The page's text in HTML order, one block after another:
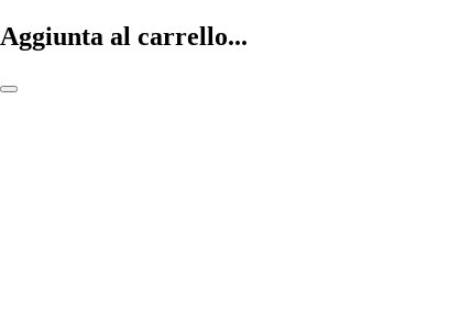
Aggiunta al carrello...